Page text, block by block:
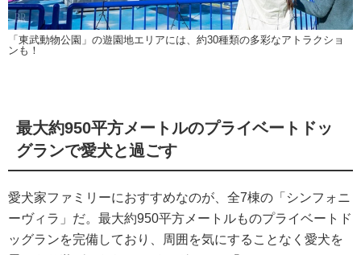
「東武動物公園」の遊園地エリアには、約30種類の多彩なアトラクショ
ンも！
最大約950平方メートルのプライベートドッ
グランで愛犬と過ごす
愛犬家ファミリーにおすすめなのが、全7棟の「シンフォニ
ーヴィラ」だ。最大約950平方メートルものプライベートド
ッグランを完備しており、周囲を気にすることなく愛犬を